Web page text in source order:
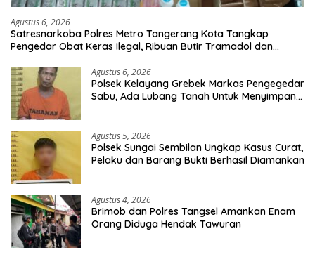
Agustus 6, 2026
Satresnarkoba Polres Metro Tangerang Kota Tangkap
Pengedar Obat Keras Ilegal, Ribuan Butir Tramadol dan
Agustus 6, 2026
Polsek Kelayang Grebek Markas Pengegedar
Sabu, Ada Lubang Tanah Untuk Menyimpan
Agustus 5, 2026
Polsek Sungai Sembilan Ungkap Kasus Curat,
Pelaku dan Barang Bukti Berhasil Diamankan
Agustus 4, 2026
Brimob dan Polres Tangsel Amankan Enam
Orang Diduga Hendak Tawuran